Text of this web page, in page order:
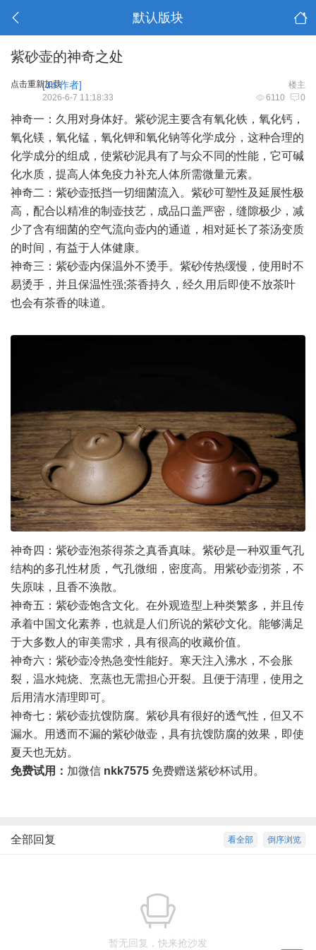
默认版块
紫砂壶的神奇之处
点击重新加载 楼主
[db:作者]
6110 0
2026-6-7 11:18:33
神奇一：久用对身体好。紫砂泥主要含有氧化铁，氧化钙，
氧化镁，氧化锰，氧化钾和氧化钠等化学成分，这种合理的
化学成分的组成，使紫砂泥具有了与众不同的性能，它可碱
化水质，提高人体免疫力补充人体所需微量元素。
神奇二：紫砂壶抵挡一切细菌流入。紫砂可塑性及延展性极
高，配合以精准的制壶技艺，成品口盖严密，缝隙极少，减
少了含有细菌的空气流向壶内的通道，相对延长了茶汤变质
的时间，有益于人体健康。
神奇三：紫砂壶内保温外不烫手。紫砂传热缓慢，使用时不
易烫手，并且保温性强;茶香持久，经久用后即使不放茶叶
也会有茶香的味道。
神奇四：紫砂壶泡茶得茶之真香真味。紫砂是一种双重气孔
结构的多孔性材质，气孔微细，密度高。用紫砂壶沏茶，不
失原味，且香不涣散。
神奇五：紫砂壶饱含文化。在外观造型上种类繁多，并且传
承着中国文化素养，也就是人们所说的紫砂文化。能够满足
于大多数人的审美需求，具有很高的收藏价值。
神奇六：紫砂壶冷热急变性能好。寒天注入沸水，不会胀
裂，温水炖烧、烹蒸也无需担心开裂。且便于清理，使用之
后用清水清理即可。
神奇七：紫砂壶抗馊防腐。紫砂具有很好的透气性，但又不
漏水。用透而不漏的紫砂做壶，具有抗馊防腐的效果，即使
夏天也无妨。
免费试用： 加微信 nkk7575 免费赠送紫砂杯试用。
倒序浏览
看全部
全部回复
暂无回复，快来抢沙发